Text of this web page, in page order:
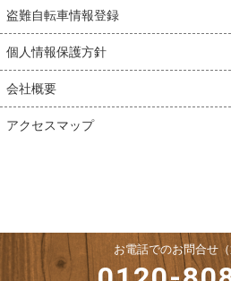
盗難自転車情報登録
個人情報保護方針
会社概要
アクセスマップ
お電話でのお問合せ（